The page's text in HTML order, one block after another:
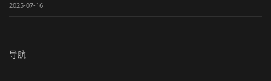
2025-07-16
导航